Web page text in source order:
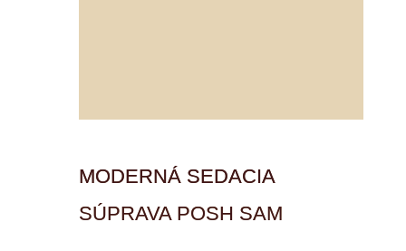
MODERNÁ SEDACIA
SÚPRAVA POSH SAM